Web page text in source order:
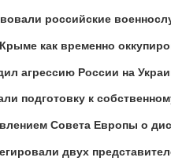
российские
как временно
агрессию России на
подготовку к
Совета Европы о
двух